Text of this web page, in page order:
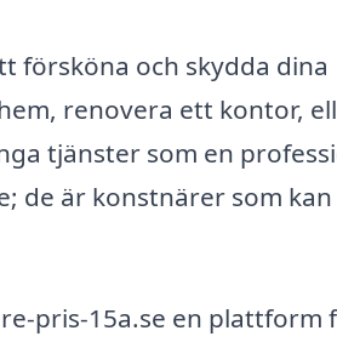
försköna och skydda dina
renovera ett kontor,
tjänster som en
de är konstnärer som kan
pris-15a.se en plattform